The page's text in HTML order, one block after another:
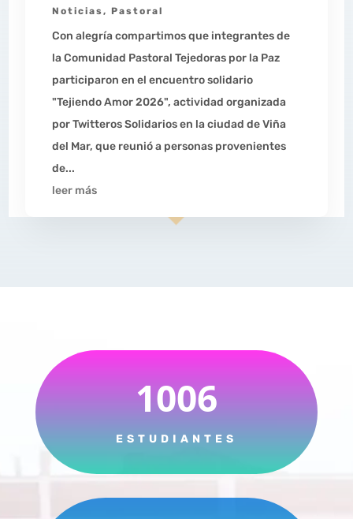
Noticias,Pastoral
Con alegría compartimos que integrantes de
la Comunidad Pastoral Tejedoras por la Paz
participaron en el encuentro solidario
"Tejiendo Amor 2026", actividad organizada
por Twitteros Solidarios en la ciudad de Viña
del Mar, que reunió a personas provenientes
de...
leer más
1006
ESTUDIANTES